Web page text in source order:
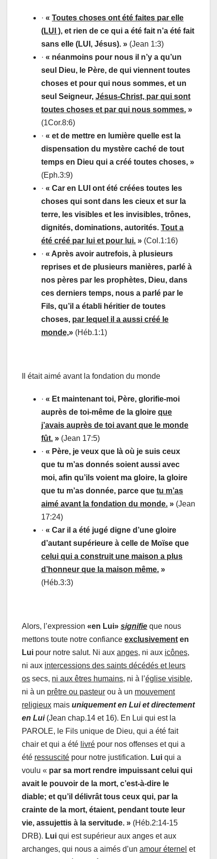
· « Toutes choses ont été faites par elle
(LUI ), et rien de ce qui a été fait n’a été fait
sans elle (LUI, Jésus). » (Jean 1:3)
· « néanmoins pour nous il n’y a qu’un
seul Dieu, le Père, de qui viennent toutes
choses et pour qui nous sommes, et un
seul Seigneur, Jésus-Christ, par qui sont
toutes choses et par qui nous sommes. »
(1Cor.8:6)
· « et de mettre en lumière quelle est la
dispensation du mystère caché de tout
temps en Dieu qui a créé toutes choses, »
(Eph.3:9)
· « Car en LUI ont été créées toutes les
choses qui sont dans les cieux et sur la
terre, les visibles et les invisibles, trônes,
dignités, dominations, autorités. Tout a
été créé par lui et pour lui. » (Col.1:16)
· « Après avoir autrefois, à plusieurs
reprises et de plusieurs manières, parlé à
nos pères par les prophètes, Dieu, dans
ces derniers temps, nous a parlé par le
Fils, qu’il a établi héritier de toutes
choses, par lequel il a aussi créé le
monde,» (Héb.1:1)
Il était aimé avant la fondation du monde
· « Et maintenant toi, Père, glorifie-moi
auprès de toi-même de la gloire que
j’avais auprès de toi avant que le monde
fût. » (Jean 17:5)
· « Père, je veux que là où je suis ceux
que tu m’as donnés soient aussi avec
moi, afin qu’ils voient ma gloire, la gloire
que tu m’as donnée, parce que tu m’as
aimé avant la fondation du monde. » (Jean
17:24)
· « Car il a été jugé digne d’une gloire
d’autant supérieure à celle de Moïse que
celui qui a construit une maison a plus
d’honneur que la maison même. »
(Héb.3:3)
Alors, l’expression «en Lui» signifie que nous
mettons toute notre confiance exclusivement en
Lui pour notre salut. Ni aux anges, ni aux icônes,
ni aux intercessions des saints décédés et leurs
os secs, ni aux êtres humains, ni à l’église visible,
ni à un prêtre ou pasteur ou à un mouvement
religieux mais uniquement en Lui et directement
en Lui(Jean chap.14 et 16). En Lui qui est la
PAROLE, le Fils unique de Dieu, qui a été fait
chair et qui a été livré pour nos offenses et qui a
été ressuscité pour notre justification. Lui qui a
voulu « par sa mort rendre impuissant celui qui
avait le pouvoir de la mort, c’est-à-dire le
diable; et qu’il délivrât tous ceux qui, par la
crainte de la mort, étaient, pendant toute leur
vie, assujettis à la servitude. » (Héb.2:14-15
DRB). Lui qui est supérieur aux anges et aux
archanges, qui nous a aimés d’un amour éternel et